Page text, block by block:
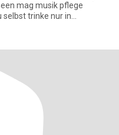
mag musik pflege
selbst trinke nur in